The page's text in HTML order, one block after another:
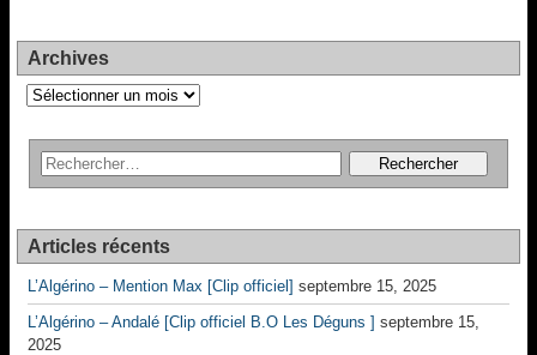
Archives
Archives
Articles récents
L’Algérino – Mention Max [Clip officiel] septembre 15, 2025
L’Algérino – Andalé [Clip officiel B.O Les Déguns ] septembre 15,
2025